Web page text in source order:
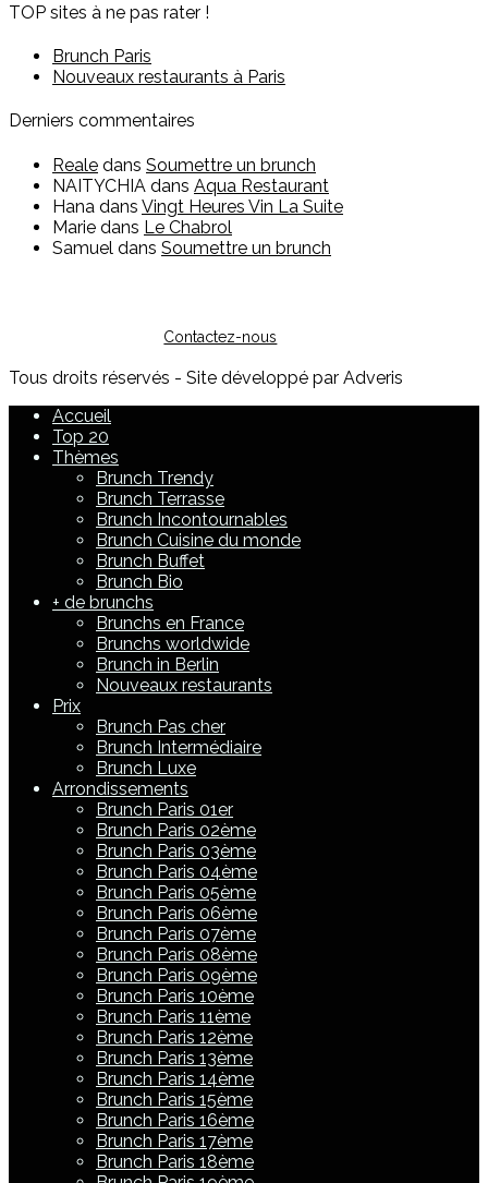
TOP sites à ne pas rater !
Brunch Paris
Nouveaux restaurants à Paris
Derniers commentaires
Reale dans Soumettre un brunch
NAITYCHIA dans Aqua Restaurant
Hana dans Vingt Heures Vin La Suite
Marie dans Le Chabrol
Samuel dans Soumettre un brunch
Contactez-nous
Tous droits réservés - Site développé par Adveris
Accueil
Top 20
Thèmes
Brunch Trendy
Brunch Terrasse
Brunch Incontournables
Brunch Cuisine du monde
Brunch Buffet
Brunch Bio
+ de brunchs
Brunchs en France
Brunchs worldwide
Brunch in Berlin
Nouveaux restaurants
Prix
Brunch Pas cher
Brunch Intermédiaire
Brunch Luxe
Arrondissements
Brunch Paris 01er
Brunch Paris 02ème
Brunch Paris 03ème
Brunch Paris 04ème
Brunch Paris 05ème
Brunch Paris 06ème
Brunch Paris 07ème
Brunch Paris 08ème
Brunch Paris 09ème
Brunch Paris 10ème
Brunch Paris 11ème
Brunch Paris 12ème
Brunch Paris 13ème
Brunch Paris 14ème
Brunch Paris 15ème
Brunch Paris 16ème
Brunch Paris 17ème
Brunch Paris 18ème